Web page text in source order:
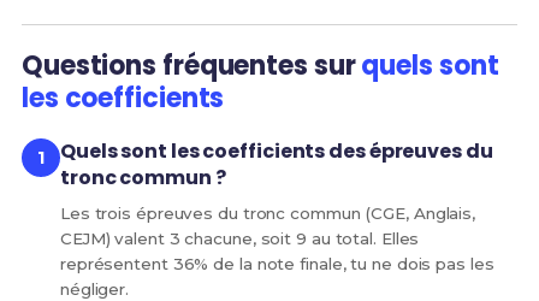
Questions fréquentes surquels sont
les coefficients
Quels sont les coefficients des épreuves du
tronc commun ?
Les trois épreuves du tronc commun (CGE, Anglais,
CEJM) valent 3 chacune, soit 9 au total. Elles
représentent 36% de la note finale, tu ne dois pas les
négliger.